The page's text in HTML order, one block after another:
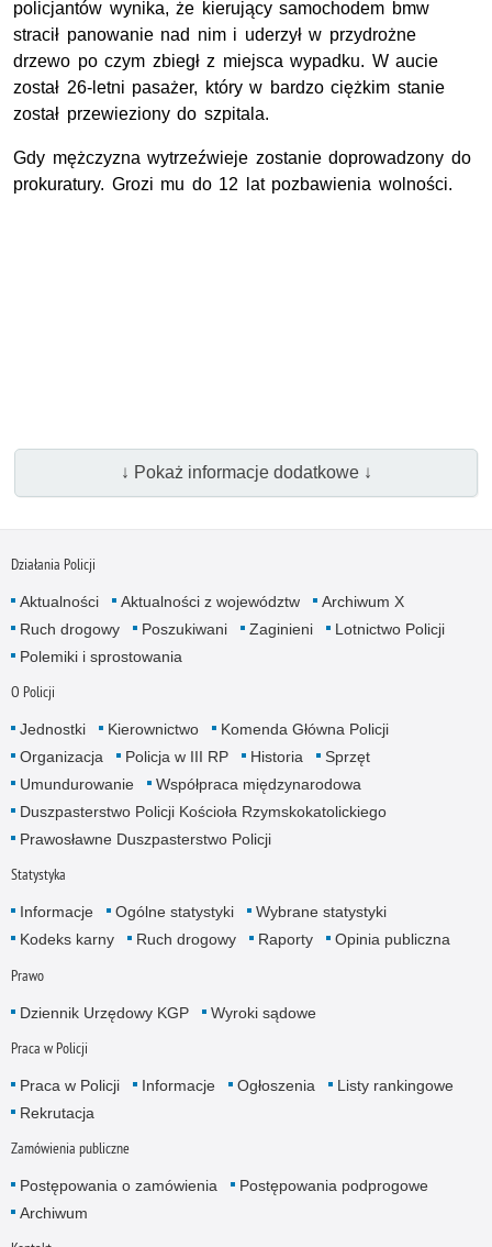
policjantów wynika, że kierujący samochodem bmw
stracił panowanie nad nim i uderzył w przydrożne
drzewo po czym zbiegł z miejsca wypadku. W aucie
został 26-letni pasażer, który w bardzo ciężkim stanie
został przewieziony do szpitala.
Gdy mężczyzna wytrzeźwieje zostanie doprowadzony do
prokuratury. Grozi mu do 12 lat pozbawienia wolności.
↓ Pokaż informacje dodatkowe ↓
Działania Policji
Aktualności Aktualności z województw
Archiwum X
Ruch drogowy
Poszukiwani Zaginieni
Lotnictwo Policji
Polemiki i sprostowania
O Policji
Jednostki Kierownictwo
Komenda Główna Policji
Organizacja
Policja w III RP Historia
Sprzęt
Umundurowanie
Współpraca międzynarodowa
Duszpasterstwo Policji Kościoła Rzymskokatolickiego
Prawosławne Duszpasterstwo Policji
Statystyka
Informacje Ogólne statystyki
Wybrane statystyki
Kodeks karny
Ruch drogowy Raporty Opinia publiczna
Prawo
Dziennik Urzędowy KGP Wyroki sądowe
Praca w Policji
Praca w Policji Informacje Ogłoszenia
Listy rankingowe
Rekrutacja
Zamówienia publiczne
Postępowania o zamówienia
Postępowania podprogowe
Archiwum